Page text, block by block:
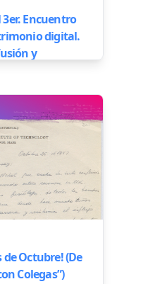
Encuentro
digital.
y
de Octubre! (De
Colegas”)